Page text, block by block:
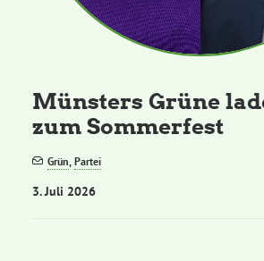
Münsters Grüne
zum Sommerfest
Grün,Partei
3. Juli 2026